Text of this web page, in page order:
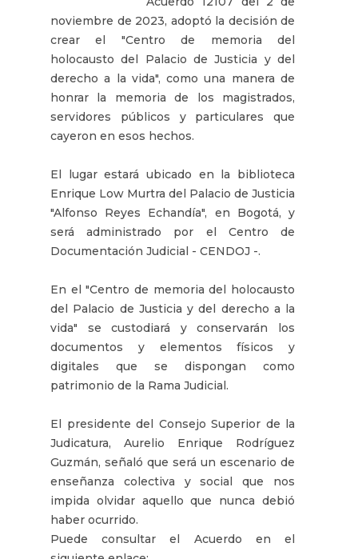
noviembre de 2023, adoptó la decisión de
crear el "Centro de memoria del
holocausto del Palacio de Justicia y del
derecho a la vida", como una manera de
honrar la memoria de los magistrados,
servidores públicos y particulares que
cayeron en esos hechos.
El lugar estará ubicado en la biblioteca
Enrique Low Murtra del Palacio de Justicia
"Alfonso Reyes Echandía", en Bogotá, y
será administrado por el Centro de
Documentación Judicial - CENDOJ -.
En el "Centro de memoria del holocausto
del Palacio de Justicia y del derecho a la
vida" se custodiará y conservarán los
documentos y elementos físicos y
digitales que se dispongan como
patrimonio de la Rama Judicial.
El presidente del Consejo Superior de la
Judicatura, Aurelio Enrique Rodríguez
Guzmán, señaló que será un escenario de
enseñanza colectiva y social que nos
impida olvidar aquello que nunca debió
haber ocurrido.
Puede consultar el Acuerdo en el